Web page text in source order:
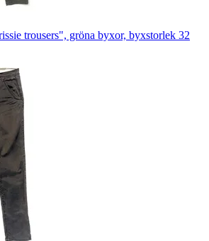
trousers", gröna byxor, byxstorlek 32